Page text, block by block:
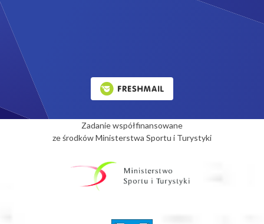
Zadanie współfinansowane
ze środków Ministerstwa Sportu i Turystyki